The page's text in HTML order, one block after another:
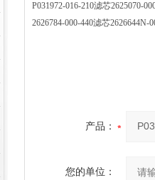
P031972-016-210滤芯2625070-
2626784-000-440滤芯2626644N-
产品：
您的单位：